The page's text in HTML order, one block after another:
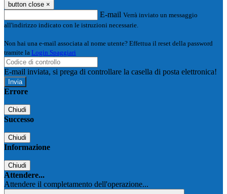
button close ×
E-mail Verrà inviato un messaggio
all'indirizzo indicato con le istruzioni necessarie.
Non hai una e-mail associata al nome utente? Effettua il reset della password
tramite la Login Spaggiari
E-mail inviata, si prega di controllare la casella di posta elettronica!
Errore
Chiudi
Successo
Chiudi
Informazione
Chiudi
Attendere...
Attendere il completamento dell'operazione...